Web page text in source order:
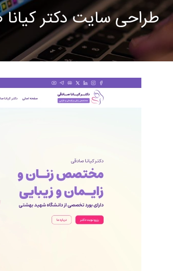
طراحی سایت دکتر